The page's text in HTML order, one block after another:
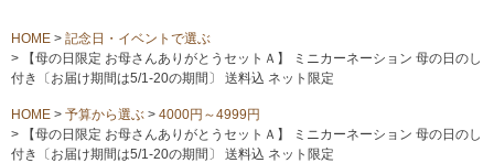
HOME
記念日・イベントで選ぶ
【母の日限定 お母さんありがとうセットＡ】 ミニカーネーション 母の日のし
付き〔お届け期間は5/1-20の期間〕 送料込 ネット限定
HOME 予算から選ぶ
4000円～4999円
【母の日限定 お母さんありがとうセットＡ】 ミニカーネーション 母の日のし
付き〔お届け期間は5/1-20の期間〕 送料込 ネット限定